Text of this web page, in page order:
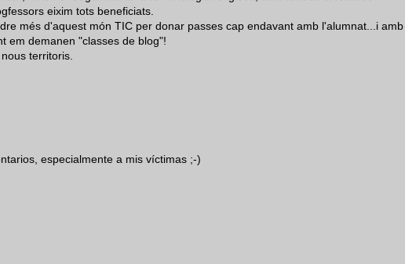
eixim tots beneficiats.
més d'aquest món TIC per donar passes cap endavant amb l'alumnat...i amb
em demanen "classes de blog"!
territoris.
especialmente a mis víctimas ;-)